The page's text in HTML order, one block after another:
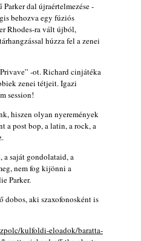
Parker dal újraértelmezése -
behozva egy fúziós
Rhodes-ra vált újból,
húzza fel a zenei
-ot. Richard cinjátéka
zenei tétjeit. Igazi
session!
hiszen olyan nyeremények
a post bop, a latin, a rock, a
a saját gondolataid, a
nem fog kijönni a
Parker.
dobos, aki szaxofonosként is
kulfoldi-eloadok/baratta-